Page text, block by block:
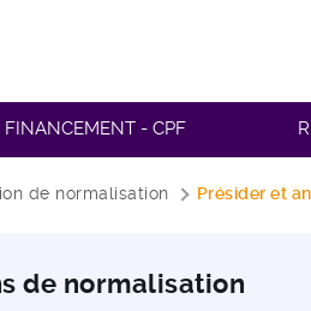
FINANCEMENT - CPF
de normalisation Présider et
de normalisation